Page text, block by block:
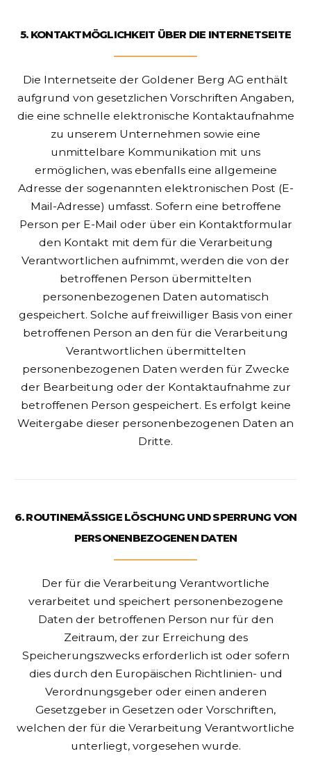
5. KONTAKTMÖGLICHKEIT ÜBER DIE INTERNETSEITE
Die Internetseite der Goldener Berg AG enthält
aufgrund von gesetzlichen Vorschriften Angaben,
die eine schnelle elektronische Kontaktaufnahme
zu unserem Unternehmen sowie eine
unmittelbare Kommunikation mit uns
ermöglichen, was ebenfalls eine allgemeine
Adresse der sogenannten elektronischen Post (E-
Mail-Adresse) umfasst. Sofern eine betroffene
Person per E-Mail oder über ein Kontaktformular
den Kontakt mit dem für die Verarbeitung
Verantwortlichen aufnimmt, werden die von der
betroffenen Person übermittelten
personenbezogenen Daten automatisch
gespeichert. Solche auf freiwilliger Basis von einer
betroffenen Person an den für die Verarbeitung
Verantwortlichen übermittelten
personenbezogenen Daten werden für Zwecke
der Bearbeitung oder der Kontaktaufnahme zur
betroffenen Person gespeichert. Es erfolgt keine
Weitergabe dieser personenbezogenen Daten an
Dritte.
6. ROUTINEMÄSSIGE LÖSCHUNG UND SPERRUNG VON
PERSONENBEZOGENEN DATEN
Der für die Verarbeitung Verantwortliche
verarbeitet und speichert personenbezogene
Daten der betroffenen Person nur für den
Zeitraum, der zur Erreichung des
Speicherungszwecks erforderlich ist oder sofern
dies durch den Europäischen Richtlinien- und
Verordnungsgeber oder einen anderen
Gesetzgeber in Gesetzen oder Vorschriften,
welchen der für die Verarbeitung Verantwortliche
unterliegt, vorgesehen wurde.